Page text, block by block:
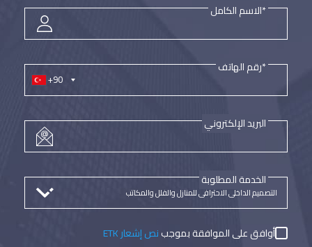
*الاسم الكامل
+90
*رقم الهاتف
البريد الإلكتروني
الخدمة المطلوبة
أوافق على الموافقة بموجبنص إشعار ETK